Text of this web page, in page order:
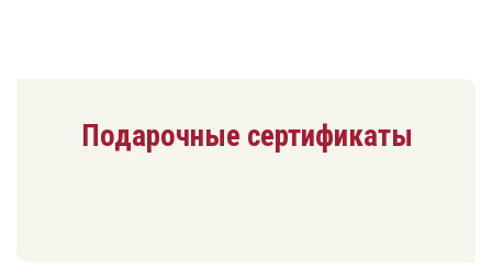
Подарочные сертификаты